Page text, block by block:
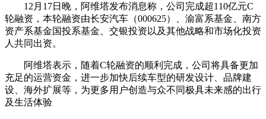
12月17日晚，阿维塔发布消息称，公司完成超110亿元C
轮融资，本轮融资由长安汽车（000625）、渝富系基金、南方
资产系基金国投系基金、交银投资以及其他战略和市场化投资
人共同出资。
阿维塔表示，随着C轮融资的顺利完成，公司将具备更加
充足的运营资金，进一步加快后续车型的研发设计、品牌建
设、海外扩展等，为更多用户创造与众不同极具未来感的出行
及生活体验